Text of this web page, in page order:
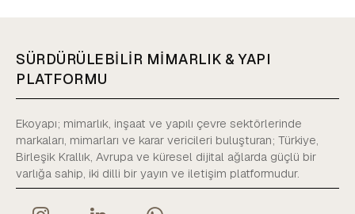
SÜRDÜRÜLEBİLİR MİMARLIK & YAPI
PLATFORMU
Ekoyapı; mimarlık, inşaat ve yapılı çevre sektörlerinde
markaları, mimarları ve karar vericileri buluşturan; Türkiye,
Birleşik Krallık, Avrupa ve küresel dijital ağlarda güçlü bir
varlığa sahip, iki dilli bir yayın ve iletişim platformudur.